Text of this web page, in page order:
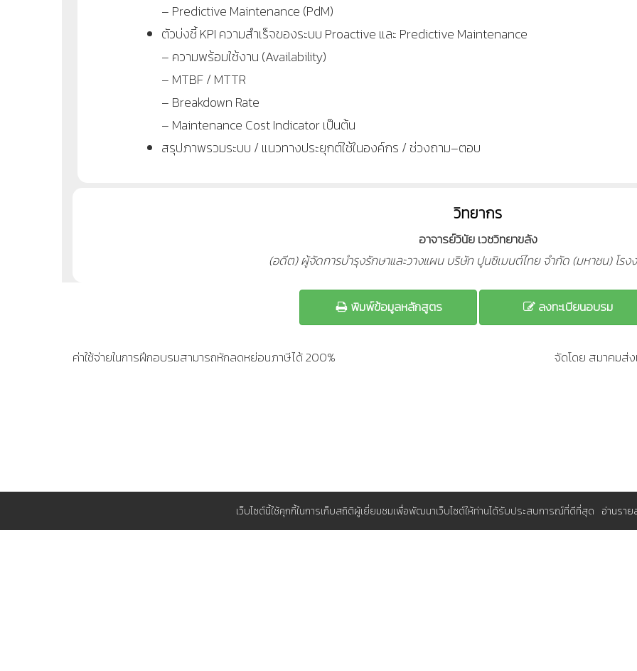
– Predictive Maintenance (PdM)
ตัวบ่งชี้ KPI ความสำเร็จของระบบ Proactive และ Predictive Maintenance
– ความพร้อมใช้งาน (Availability)
– MTBF / MTTR
– Breakdown Rate
– Maintenance Cost Indicator เป็นต้น
สรุปภาพรวมระบบ / แนวทางประยุกต์ใช้ในองค์กร / ช่วงถาม–ตอบ
วิทยากร
อาจารย์วินัย เวชวิทยาขลัง
(อดีต) ผู้จัดการบำรุงรักษาและวางแผน บริษัท ปูนซิเมนต์ไทย จำกัด (มหาชน) โรง
พิมพ์ข้อมูลหลักสูตร ลงทะเบียนอบรม
ค่าใช้จ่ายในการฝึกอบรมสามารถหักลดหย่อนภาษีได้ 200% จัดโดย สมาคมส่
เว็บไซต์นี้ใช้คุกกี้ในการเก็บสถิติผู้เยี่ยมชมเพื่อพัฒนาเว็บไซต์ให้ท่านได้รับประสบการณ์ที่ดีที่สุด อ่านราย